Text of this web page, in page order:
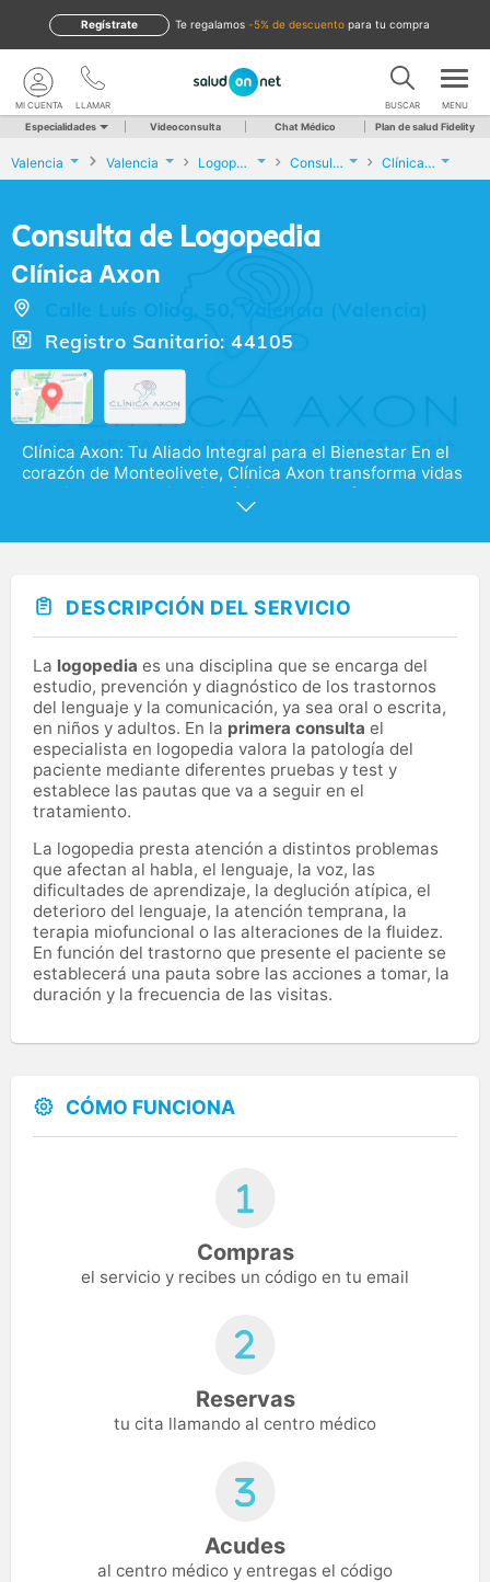
te regalamos -5% de descuento para tu compra
Regístrate
LLAMAR
MI CUENTA BUSCAR MENU
Especialidades Videoconsulta Chat Médico Plan de salud Fidelity
Valencia Valencia Logopedia Consulta de Logopedia Clínica Axon
Consulta de Logopedia
Clínica Axon
Calle Luís Oliag, 50, Valencia (Valencia)
Registro Sanitario: 44105
Clínica Axon: Tu Aliado Integral para el Bienestar En el
corazón de Monteolivete, Clínica Axon transforma vidas
combinando experiencia clínica con un enfoque
profundamente humano. Nos dedicamos a mejorar tu
tratamientos tecnológicos avanzados como diatermia.
Nuestro equipo altamente cualificado adapta cada
intervención a tus necesidades específicas, brindando
soluciones personalizadas para rehabilitación vocal y de
deglución, tratamiento de lesiones físicas,
acompañamiento emocional, técnica vocal para
cantantes, tratamientos de suelo pélvico y pilates
terapéutico en grupos reducidos. En Clínica Axon
creemos que tu bienestar es un compromiso diario. Te
invitamos a descubrir cómo podemos acompañarte
hacia una vida más saludable, plena y equilibrada.
DESCRIPCIÓN DEL SERVICIO
La logopedia es una disciplina que se encarga del
estudio, prevención y diagnóstico de los trastornos
del lenguaje y la comunicación, ya sea oral o escrita,
en niños y adultos. En la primera consulta el
especialista en logopedia valora la patología del
paciente mediante diferentes pruebas y test y
establece las pautas que va a seguir en el
tratamiento.
La logopedia presta atención a distintos problemas
que afectan al habla, el lenguaje, la voz, las
dificultades de aprendizaje, la deglución atípica, el
deterioro del lenguaje, la atención temprana, la
terapia miofuncional o las alteraciones de la fluidez.
En función del trastorno que presente el paciente se
establecerá una pauta sobre las acciones a tomar, la
duración y la frecuencia de las visitas.
CÓMO FUNCIONA
Compras
el servicio y recibes un código en tu email
Reservas
tu cita llamando al centro médico
Acudes
al centro médico y entregas el código